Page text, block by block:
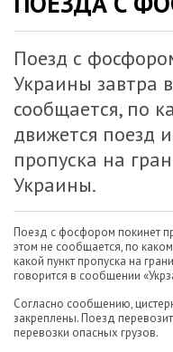
Поезд с
Украины завтра
сообщается, по
движется поезд
пропуска на
Украины.
Поезд с фосфором покинет
этом не сообщается, по
какой пункт пропуска на
говорится в сообщении
Согласно сообщению,
закреплены. Поезд
перевозки опасных грузов.